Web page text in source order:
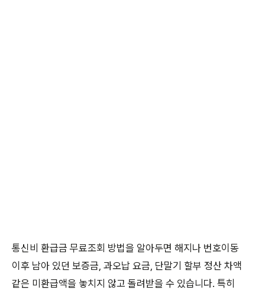
통신비 환급금 무료조회 방법을 알아두면 해지나 번호이동
이후 남아 있던 보증금, 과오납 요금, 단말기 할부 정산 차액
같은 미환급액을 놓치지 않고 돌려받을 수 있습니다. 특히